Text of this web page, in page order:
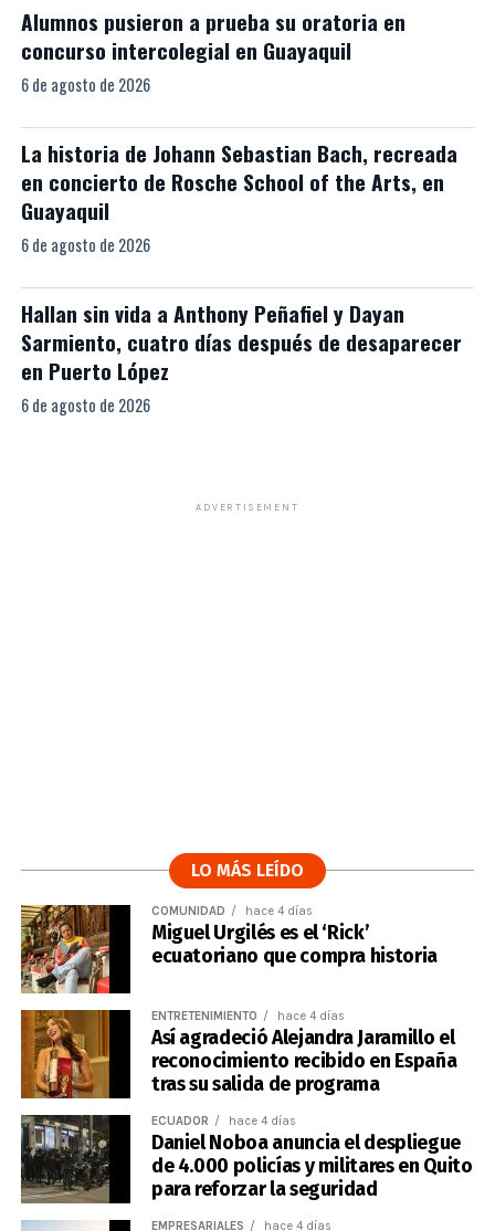
Alumnos pusieron a prueba su oratoria en
concurso intercolegial en Guayaquil
6 de agosto de 2026
La historia de Johann Sebastian Bach, recreada
en concierto de Rosche School of the Arts, en
Guayaquil
6 de agosto de 2026
Hallan sin vida a Anthony Peñafiel y Dayan
Sarmiento, cuatro días después de desaparecer
en Puerto López
6 de agosto de 2026
ADVERTISEMENT
LO MÁS LEÍDO
COMUNIDAD hace 4 días
Miguel Urgilés es el ‘Rick’
ecuatoriano que compra historia
ENTRETENIMIENTO hace 4 días
Así agradeció Alejandra Jaramillo el
reconocimiento recibido en España
tras su salida de programa
ECUADOR hace 4 días
Daniel Noboa anuncia el despliegue
de 4.000 policías y militares en Quito
para reforzar la seguridad
EMPRESARIALES hace 4 días